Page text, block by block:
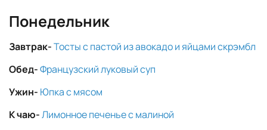
Понедельник
Завтрак-Тосты с пастой из авокадо и яйцами скрэмбл
Обед-Французский луковый суп
Ужин- Юпка с мясом
К чаю-Лимонное печенье с малиной